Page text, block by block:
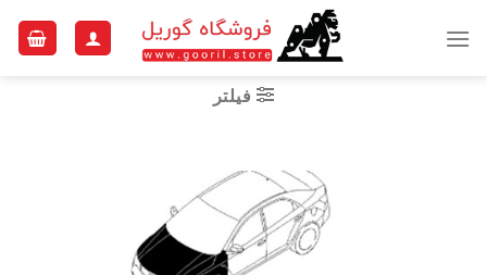
فیلتر